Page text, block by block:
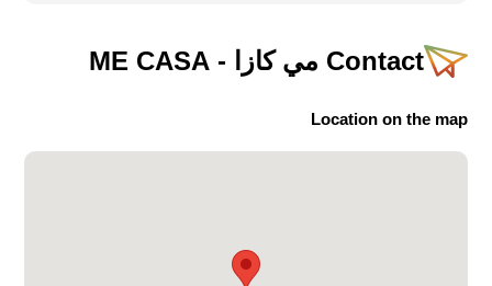
Contact مي كازا - ME CASA
Location on the map